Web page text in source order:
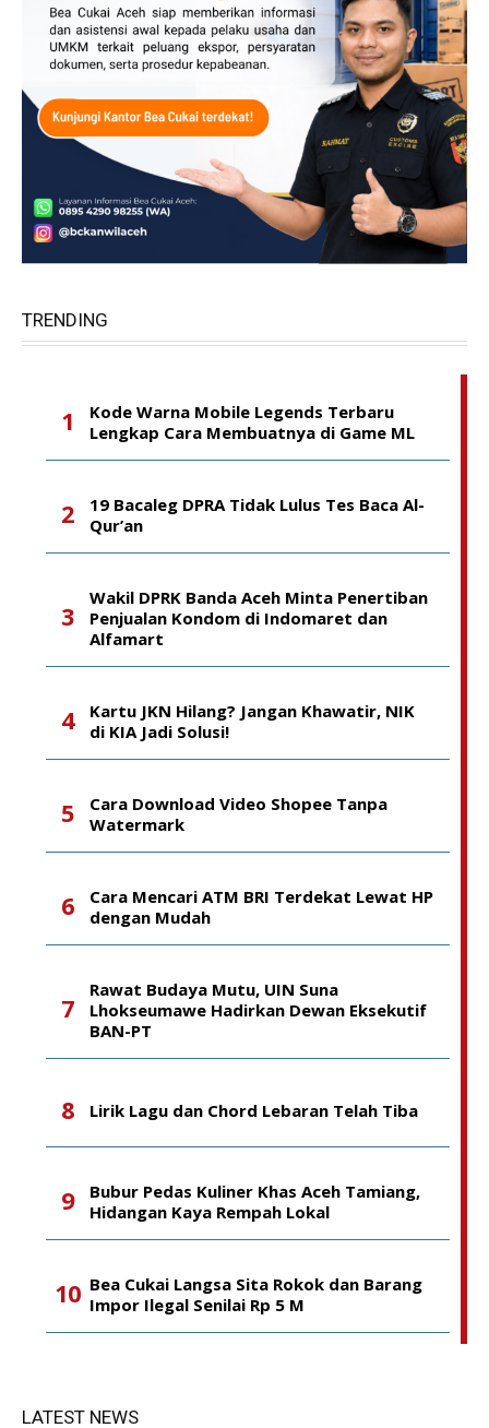
TRENDING
Kode Warna Mobile Legends Terbaru
Lengkap Cara Membuatnya di Game ML
19 Bacaleg DPRA Tidak Lulus Tes Baca Al-
Qur’an
Wakil DPRK Banda Aceh Minta Penertiban
Penjualan Kondom di Indomaret dan
Alfamart
Kartu JKN Hilang? Jangan Khawatir, NIK
di KIA Jadi Solusi!
Cara Download Video Shopee Tanpa
Watermark
Cara Mencari ATM BRI Terdekat Lewat HP
dengan Mudah
Rawat Budaya Mutu, UIN Suna
Lhokseumawe Hadirkan Dewan Eksekutif
BAN-PT
Lirik Lagu dan Chord Lebaran Telah Tiba
Bubur Pedas Kuliner Khas Aceh Tamiang,
Hidangan Kaya Rempah Lokal
Bea Cukai Langsa Sita Rokok dan Barang
Impor Ilegal Senilai Rp 5 M
LATEST NEWS